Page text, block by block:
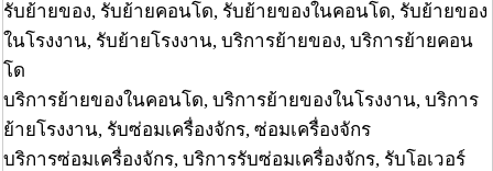
รับย้ายของ, รับย้ายคอนโด, รับย้ายของในคอนโด, รับย้ายของ
ในโรงงาน, รับย้ายโรงงาน, บริการย้ายของ, บริการย้ายคอน
โด
บริการย้ายของในคอนโด, บริการย้ายของในโรงงาน, บริการ
ย้ายโรงงาน, รับซ่อมเครื่องจักร, ซ่อมเครื่องจักร
บริการซ่อมเครื่องจักร, บริการรับซ่อมเครื่องจักร, รับโอเวอร์